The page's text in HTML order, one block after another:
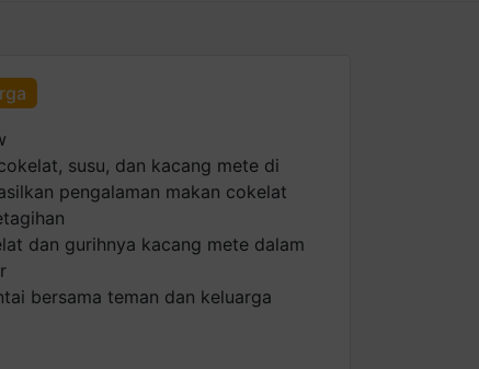
susu, dan kacang mete di
pengalaman makan cokelat
dan gurihnya kacang mete dalam
bersama teman dan keluarga